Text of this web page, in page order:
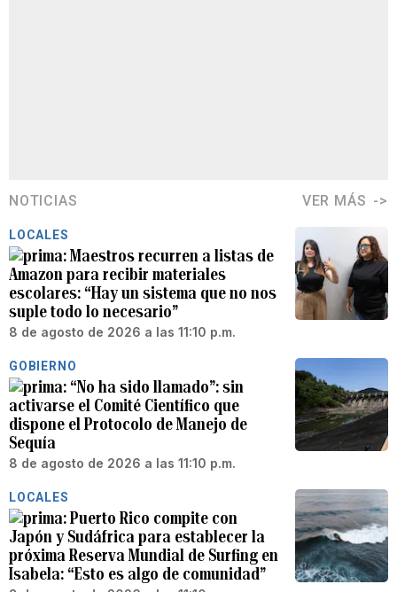
NOTICIAS VER MÁS
LOCALES
Maestros recurren a listas de
Amazon para recibir materiales
escolares: “Hay un sistema que no nos
suple todo lo necesario”
8 de agosto de 2026 a las 11:10 p.m.
GOBIERNO
“No ha sido llamado”: sin
activarse el Comité Científico que
dispone el Protocolo de Manejo de
Sequía
8 de agosto de 2026 a las 11:10 p.m.
LOCALES
Puerto Rico compite con
Japón y Sudáfrica para establecer la
próxima Reserva Mundial de Surfing en
Isabela: “Esto es algo de comunidad”